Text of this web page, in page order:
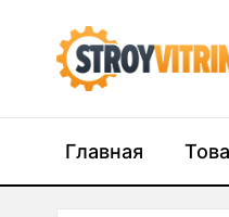
Главная